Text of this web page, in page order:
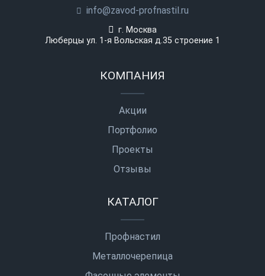
info@zavod-profnastil.ru
г. Москва
Люберцы ул. 1-я Вольская д.35 строение 1
КОМПАНИЯ
Акции
Портфолио
Проекты
Отзывы
КАТАЛОГ
Профнастил
Металлочерепица